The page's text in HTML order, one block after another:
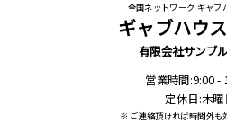
全国ネットワーク ギャブ
ギャブハウ
有限会社サンブ
営業時間:9:00 -
定休日:木曜
※ ご連絡頂ければ時間外も